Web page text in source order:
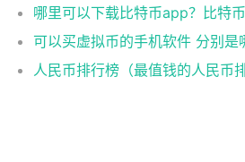
哪里可以下载比特币app？比特
可以买虚拟币的手机软件 分别是
人民币排行榜（最值钱的人民币